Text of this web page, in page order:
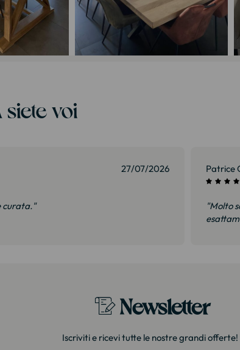
voi
27/07/2026
curata."
Patrice
"Molto
Newsletter
Iscriviti e ricevi tutte le nostre grandi offerte!